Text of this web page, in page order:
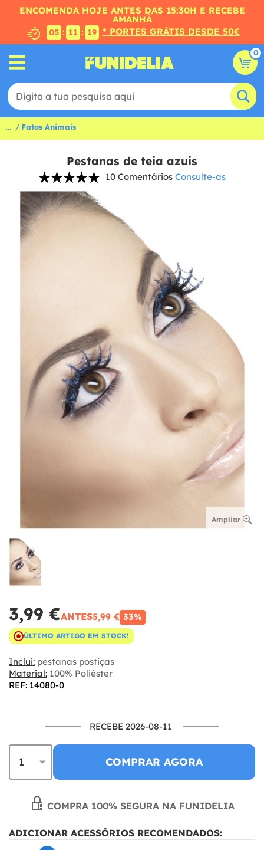
ENCOMENDA HOJE ANTES DAS 15:30H E RECEBE
AMANHÃ
05 : 11 : 19 * PORTES GRÁTIS DESDE 50€
0
... Fatos Animais
Pestanas de teia azuis
10 Comentários Consulte-as
Ampliar
3,99 €ANTES5,99 € 33%
ÚLTIMO ARTIGO EM STOCK!
Inclui: pestanas postiças
Material: 100% Poliéster
REF: 14080-0
RECEBE 2026-08-11
COMPRAR AGORA
COMPRA 100% SEGURA NA FUNIDELIA
ADICIONAR ACESSÓRIOS RECOMENDADOS: